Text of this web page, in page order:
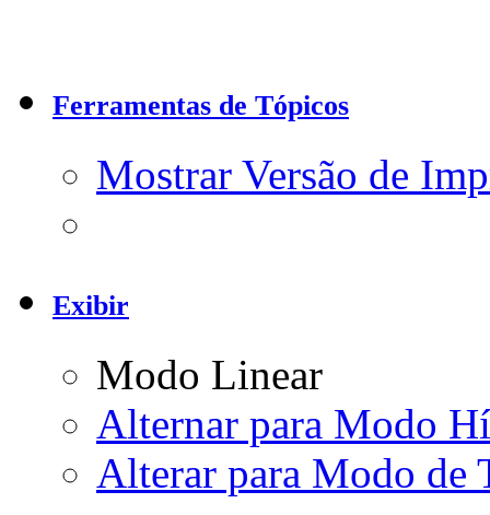
Ferramentas de Tópicos
Mostrar Versão de
Exibir
Modo Linear
Alternar para Modo
Alterar para Modo de